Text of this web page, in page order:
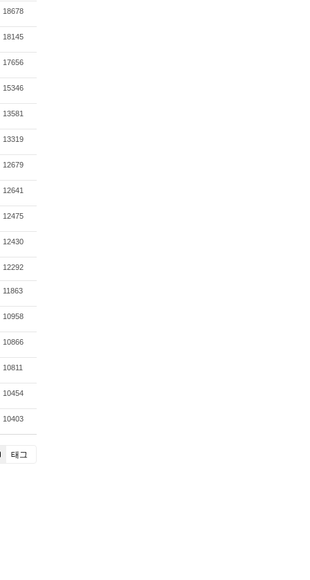
18678
18145
17656
15346
13581
13319
12679
12641
12475
12430
12292
11863
10958
10866
10811
10454
10403
태그